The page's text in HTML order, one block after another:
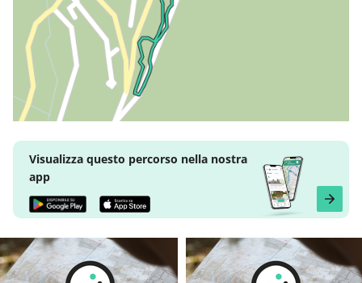
Visualizza questo percorso nella nostra
app